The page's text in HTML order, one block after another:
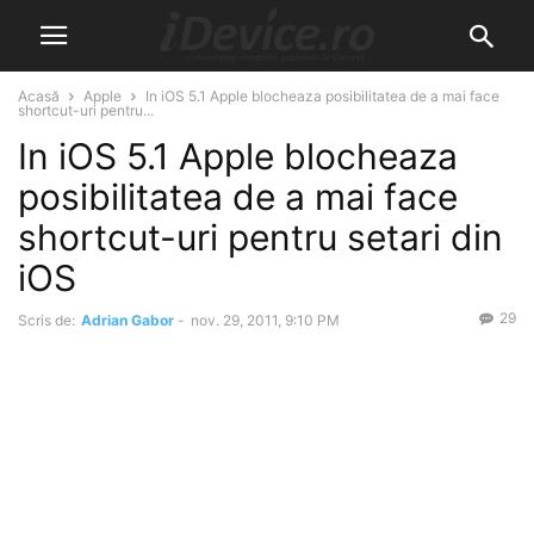
Acasă Apple
In iOS 5.1 Apple blocheaza posibilitatea de a mai face
shortcut-uri pentru...
In iOS 5.1 Apple blocheaza
posibilitatea de a mai face
shortcut-uri pentru setari din
iOS
Scris de: Adrian Gabor - nov. 29, 2011, 9:10 PM 29